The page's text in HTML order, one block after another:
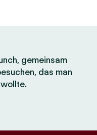
gemeinsam
das man